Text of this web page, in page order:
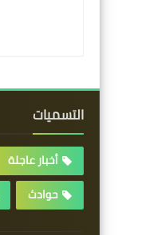
التسميات
أخبار عاجلة
حوادث